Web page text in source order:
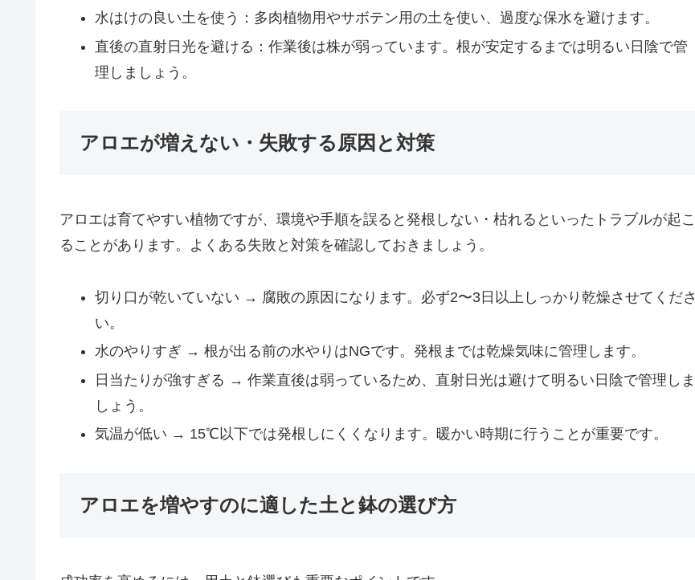
水はけの良い土を使う：多肉植物用やサボテン用の土を使い、過度な保水を避けます。
直後の直射日光を避ける：作業後は株が弱っています。根が安定するまでは明るい日陰で管
理しましょう。
アロエが増えない・失敗する原因と対策
アロエは育てやすい植物ですが、環境や手順を誤ると発根しない・枯れるといったトラブルが起こ
ることがあります。よくある失敗と対策を確認しておきましょう。
切り口が乾いていない → 腐敗の原因になります。必ず2〜3日以上しっかり乾燥させてくださ
い。
水のやりすぎ → 根が出る前の水やりはNGです。発根までは乾燥気味に管理します。
日当たりが強すぎる → 作業直後は弱っているため、直射日光は避けて明るい日陰で管理しま
しょう。
気温が低い → 15℃以下では発根しにくくなります。暖かい時期に行うことが重要です。
アロエを増やすのに適した土と鉢の選び方